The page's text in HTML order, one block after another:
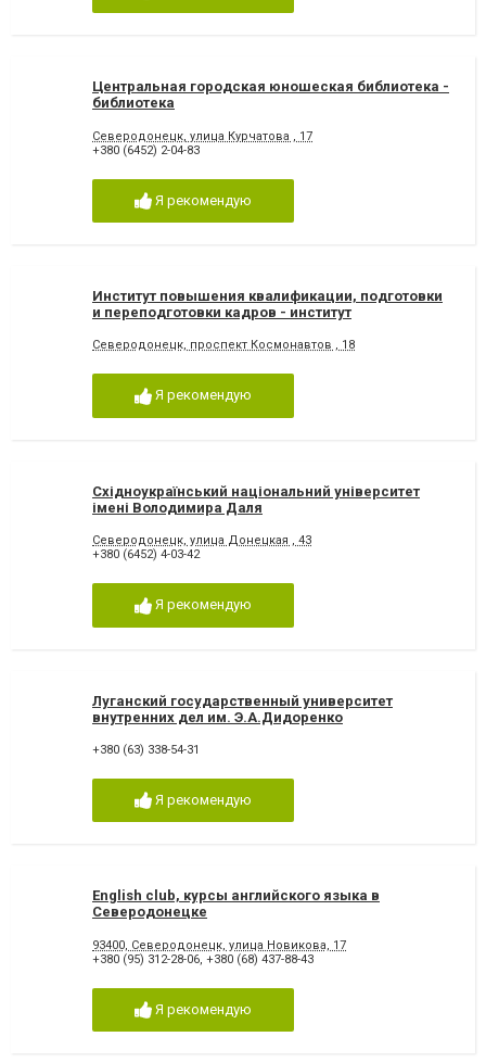
Центральная городская юношеская библиотека -
библиотека
Северодонецк, улица Курчатова , 17
+380 (6452) 2-04-83
Я рекомендую
Институт повышения квалификации, подготовки
и переподготовки кадров - институт
Северодонецк, проспект Космонавтов , 18
Я рекомендую
Східноукраїнський національний університет
імені Володимира Даля
Северодонецк, улица Донецкая , 43
+380 (6452) 4-03-42
Я рекомендую
Луганский государственный университет
внутренних дел им. Э.А.Дидоренко
+380 (63) 338-54-31
Я рекомендую
English club, курсы английского языка в
Северодонецке
93400, Северодонецк, улица Новикова, 17
+380 (95) 312-28-06, +380 (68) 437-88-43
Я рекомендую